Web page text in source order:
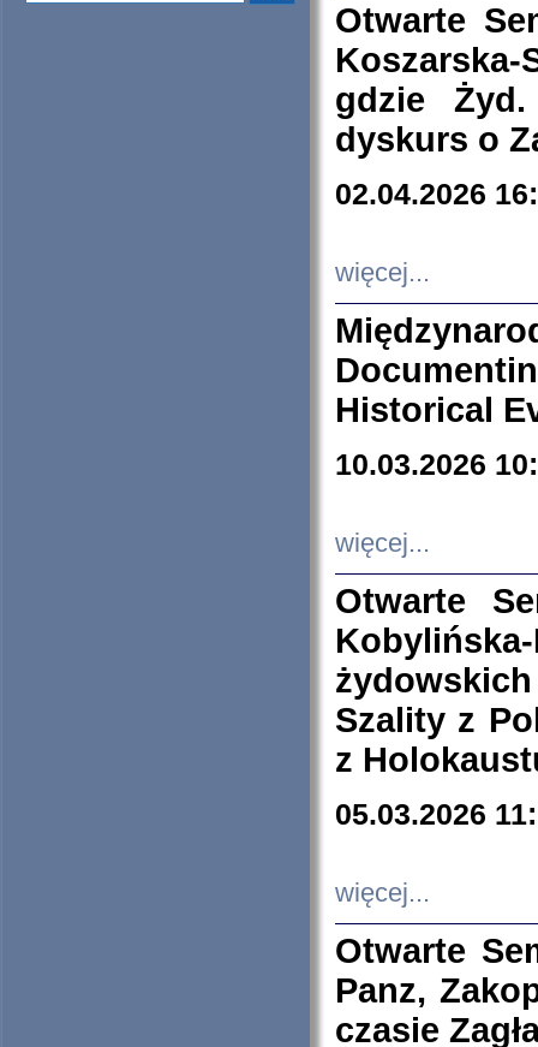
Otwarte
Koszarska-
gdzie
dyskurs o
02.04.2026
więcej...
Historical
10.03.2026
więcej...
Otwarte
Szality z
z
05.03.2026
więcej...
Otwarte
Panz,
czasie